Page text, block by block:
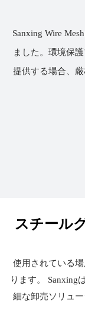
Sanxing Wire
ました。環境保
提供する場合、
スチール
使用されている
ります。 Sanxing
細な卸売ソリュ